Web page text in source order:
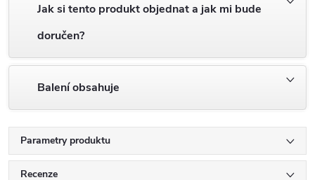
Jak si tento produkt objednat a jak mi bude
doručen?
Balení obsahuje
Parametry produktu
Recenze